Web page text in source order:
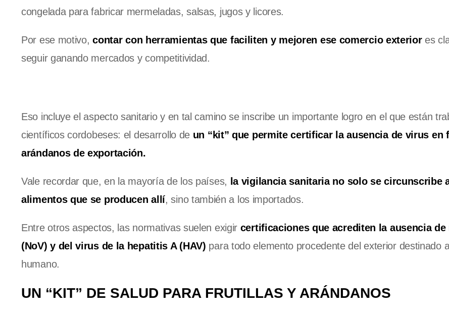
congelada para fabricar mermeladas, salsas, jugos y licores.
Por ese motivo,contar con herramientas que faciliten y mejoren ese comercio exteriores
seguir ganando mercados y competitividad.
Eso incluye el aspecto sanitario y en tal camino se inscribe un importante logro en el que están
científicos cordobeses: el desarrollo de un “kit” que permite certificar la ausencia de virus en
arándanos de exportación.
Vale recordar que, en la mayoría de los países, la vigilancia sanitaria no solo se circunscribe
alimentos que se producen allí, sino también a los importados.
Entre otros aspectos, las normativas suelen exigir certificaciones que acrediten la ausencia
(NoV) y del virus de la hepatitis A (HAV) para todo elemento procedente del exterior destinado
humano.
UN “KIT” DE SALUD PARA FRUTILLAS Y ARÁNDANOS